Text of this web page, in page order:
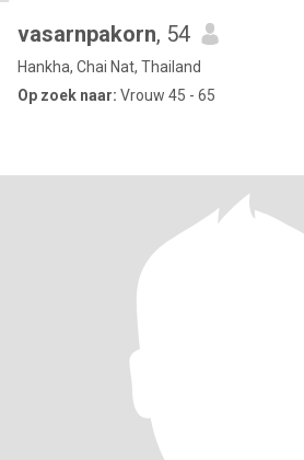
vasarnpakorn, 54
Hankha, Chai Nat, Thailand
Op zoek naar: Vrouw 45 - 65